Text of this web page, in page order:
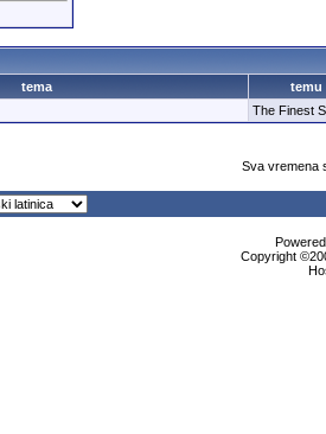
tema
temu
The Finest
Sva vremena
Copyright